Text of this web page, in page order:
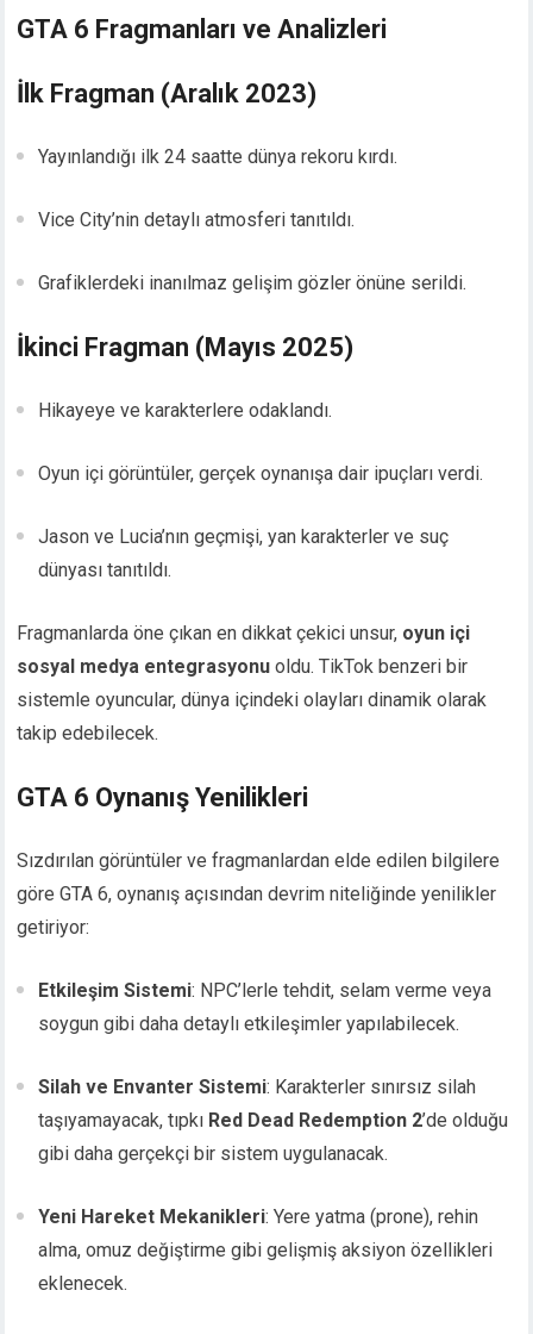
GTA 6 Fragmanları ve Analizleri
İlk Fragman (Aralık 2023)
Yayınlandığı ilk 24 saatte dünya rekoru kırdı.
Vice City’nin detaylı atmosferi tanıtıldı.
Grafiklerdeki inanılmaz gelişim gözler önüne serildi.
İkinci Fragman (Mayıs 2025)
Hikayeye ve karakterlere odaklandı.
Oyun içi görüntüler, gerçek oynanışa dair ipuçları verdi.
Jason ve Lucia’nın geçmişi, yan karakterler ve suç
dünyası tanıtıldı.
Fragmanlarda öne çıkan en dikkat çekici unsur, oyun içi
sosyal medya entegrasyonu oldu. TikTok benzeri bir
sistemle oyuncular, dünya içindeki olayları dinamik olarak
takip edebilecek.
GTA 6 Oynanış Yenilikleri
Sızdırılan görüntüler ve fragmanlardan elde edilen bilgilere
göre GTA 6, oynanış açısından devrim niteliğinde yenilikler
getiriyor:
Etkileşim Sistemi: NPC’lerle tehdit, selam verme veya
soygun gibi daha detaylı etkileşimler yapılabilecek.
Silah ve Envanter Sistemi: Karakterler sınırsız silah
taşıyamayacak, tıpkı Red Dead Redemption 2’de olduğu
gibi daha gerçekçi bir sistem uygulanacak.
Yeni Hareket Mekanikleri: Yere yatma (prone), rehin
alma, omuz değiştirme gibi gelişmiş aksiyon özellikleri
eklenecek.